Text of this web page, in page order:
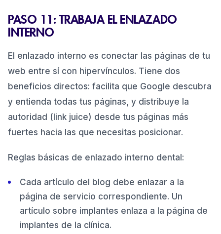
PASO 11: TRABAJA EL ENLAZADO
INTERNO
El enlazado interno es conectar las páginas de tu
web entre sí con hipervínculos. Tiene dos
beneficios directos: facilita que Google descubra
y entienda todas tus páginas, y distribuye la
autoridad (link juice) desde tus páginas más
fuertes hacia las que necesitas posicionar.
Reglas básicas de enlazado interno dental:
Cada artículo del blog debe enlazar a la
página de servicio correspondiente. Un
artículo sobre implantes enlaza a la página de
implantes de la clínica.